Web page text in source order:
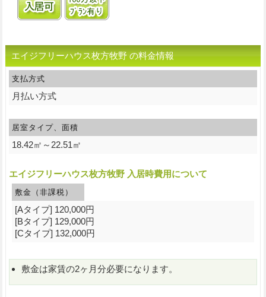
エイジフリーハウス枚方牧野 の料金情報
支払方式
月払い方式
居室タイプ、面積
18.42㎡～22.51㎡
エイジフリーハウス枚方牧野 入居時費用について
敷金（非課税）
[Aタイプ] 120,000円
[Bタイプ] 129,000円
[Cタイプ] 132,000円
敷金は家賃の2ヶ月分必要になります。